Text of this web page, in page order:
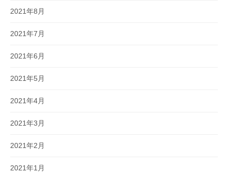
2021年8月
2021年7月
2021年6月
2021年5月
2021年4月
2021年3月
2021年2月
2021年1月